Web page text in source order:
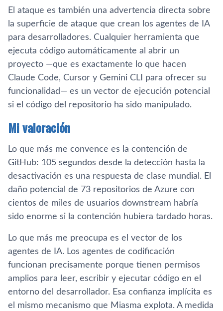
El ataque es también una advertencia directa sobre
la superficie de ataque que crean los agentes de IA
para desarrolladores. Cualquier herramienta que
ejecuta código automáticamente al abrir un
proyecto —que es exactamente lo que hacen
Claude Code, Cursor y Gemini CLI para ofrecer su
funcionalidad— es un vector de ejecución potencial
si el código del repositorio ha sido manipulado.
Mi valoración
Lo que más me convence es la contención de
GitHub: 105 segundos desde la detección hasta la
desactivación es una respuesta de clase mundial. El
daño potencial de 73 repositorios de Azure con
cientos de miles de usuarios downstream habría
sido enorme si la contención hubiera tardado horas.
Lo que más me preocupa es el vector de los
agentes de IA. Los agentes de codificación
funcionan precisamente porque tienen permisos
amplios para leer, escribir y ejecutar código en el
entorno del desarrollador. Esa confianza implícita es
el mismo mecanismo que Miasma explota. A medida